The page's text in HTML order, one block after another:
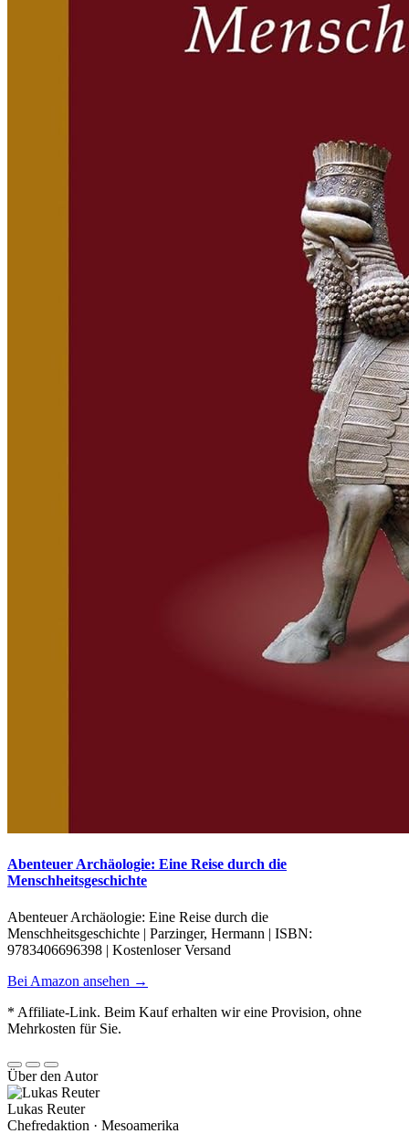
Abenteuer Archäologie: Eine Reise durch die
Menschheitsgeschichte
Abenteuer Archäologie: Eine Reise durch die
Menschheitsgeschichte | Parzinger, Hermann | ISBN:
9783406696398 | Kostenloser Versand
Bei Amazon ansehen →
* Affiliate-Link. Beim Kauf erhalten wir eine Provision, ohne
Mehrkosten für Sie.
Über den Autor
Lukas Reuter
Chefredaktion · Mesoamerika